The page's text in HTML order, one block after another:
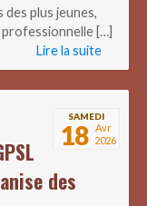
plus jeunes,
professionnelle […]
Lire la suite
SAMEDI
18
Avr
2026
des